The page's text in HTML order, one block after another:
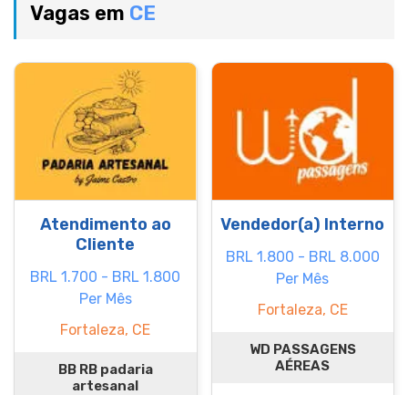
Vagas em CE
Atendimento ao
Cliente
BRL 1.700 - BRL 1.800
Per Mês
Fortaleza, CE
BB RB padaria
artesanal
Vendedor(a) Interno
BRL 1.800 - BRL 8.000
Per Mês
Fortaleza, CE
WD PASSAGENS
AÉREAS